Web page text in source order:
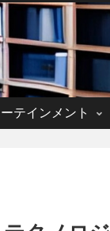
テインメント